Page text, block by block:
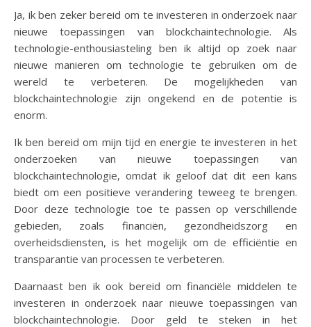
Ja, ik ben zeker bereid om te investeren in onderzoek naar
nieuwe toepassingen van blockchaintechnologie. Als
technologie-enthousiasteling ben ik altijd op zoek naar
nieuwe manieren om technologie te gebruiken om de
wereld te verbeteren. De mogelijkheden van
blockchaintechnologie zijn ongekend en de potentie is
enorm.
Ik ben bereid om mijn tijd en energie te investeren in het
onderzoeken van nieuwe toepassingen van
blockchaintechnologie, omdat ik geloof dat dit een kans
biedt om een positieve verandering teweeg te brengen.
Door deze technologie toe te passen op verschillende
gebieden, zoals financiën, gezondheidszorg en
overheidsdiensten, is het mogelijk om de efficiëntie en
transparantie van processen te verbeteren.
Daarnaast ben ik ook bereid om financiële middelen te
investeren in onderzoek naar nieuwe toepassingen van
blockchaintechnologie. Door geld te steken in het